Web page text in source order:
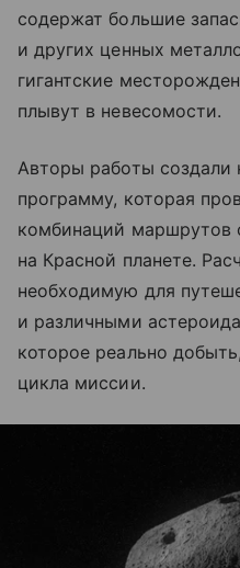
содержат большие
и других ценных
гигантские
плывут в невесомости.
Авторы работы
программу, которая
комбинаций маршрутов
на Красной планете.
необходимую для
и различными
которое реально
цикла миссии.